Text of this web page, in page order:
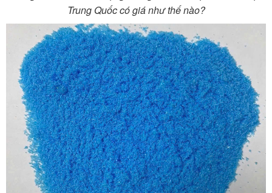
Trung Quốc có giá như thế nào?